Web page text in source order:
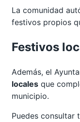
La comunidad
festivos propios
Festivos
Además, el
locales que
municipio.
Puedes consultar